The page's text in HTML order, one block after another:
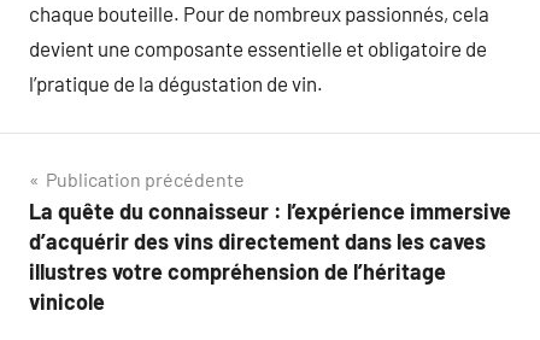
chaque bouteille. Pour de nombreux passionnés, cela
devient une composante essentielle et obligatoire de
l’pratique de la dégustation de vin.
Navigation
de
l’article
Publication précédente
La quête du connaisseur : l’expérience immersive
d’acquérir des vins directement dans les caves
illustres votre compréhension de l’héritage
vinicole